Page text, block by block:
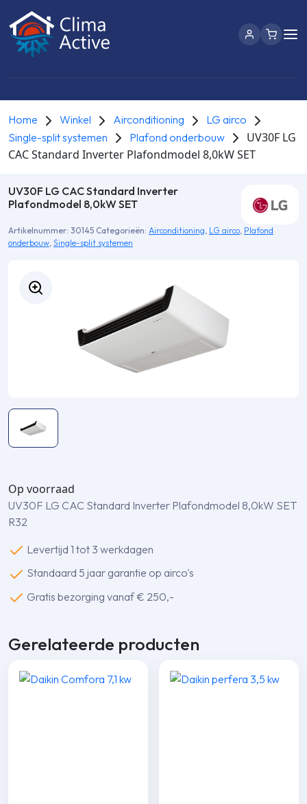
Home Winkel Airconditioning
LG airco
Single-split systemen
Plafond onderbouw
UV30F LG
CAC Standard Inverter Plafondmodel 8,0kW SET
UV30F LG CAC Standard Inverter
Plafondmodel 8,0kW SET
Artikelnummer: 30145 Categorieën: Airconditioning, LG airco, Plafond
onderbouw, Single-split systemen
Op voorraad
UV30F LG CAC Standard Inverter Plafondmodel 8,0kW SET
R32
Levertijd 1 tot 3 werkdagen
Standaard 5 jaar garantie op airco's
Gratis bezorging vanaf € 250,-
Gerelateerde producten